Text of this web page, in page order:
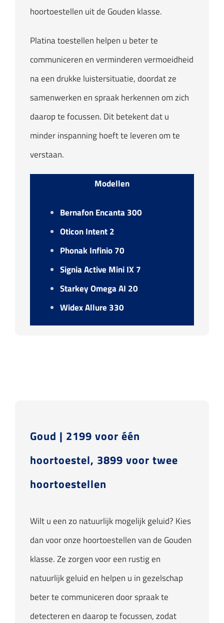
hoortoestellen uit de Gouden klasse.
Platina toestellen helpen u beter te
communiceren en verminderen vermoeidheid
na een drukke luistersituatie, doordat ze
samenwerken en spraak herkennen om zich
daarop te focussen. Dit betekent dat u
minder inspanning hoeft te leveren om te
verstaan.
Modellen
Bernafon Encanta 300
Oticon Intent 2
Phonak Infinio 70
Signia Active Mini IX 7
Starkey Omega AI 20
Widex Allure 330
Goud | 2199 voor één
hoortoestel, 3899 voor twee
hoortoestellen
Wilt u een zo natuurlijk mogelijk geluid? Kies
dan voor onze hoortoestellen van de Gouden
klasse. Ze zorgen voor een rustig en
natuurlijk geluid en helpen u in gezelschap
beter te communiceren door spraak te
detecteren en daarop te focussen, zodat